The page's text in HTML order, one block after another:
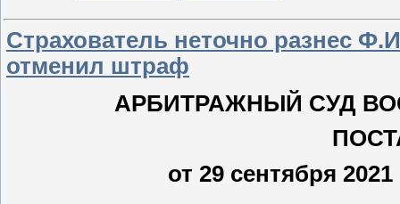
Страхователь неточно разнес
отменил штраф
АРБИТРАЖНЫЙ СУД
от 29 сентября